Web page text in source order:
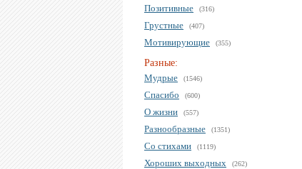
Позитивные (316)
Грустные (407)
Мотивирующие (355)
Разные:
Мудрые
(1546)
Спасибо (600)
О жизни (557)
Разнообразные (1351)
Со стихами (1119)
Хороших выходных (262)